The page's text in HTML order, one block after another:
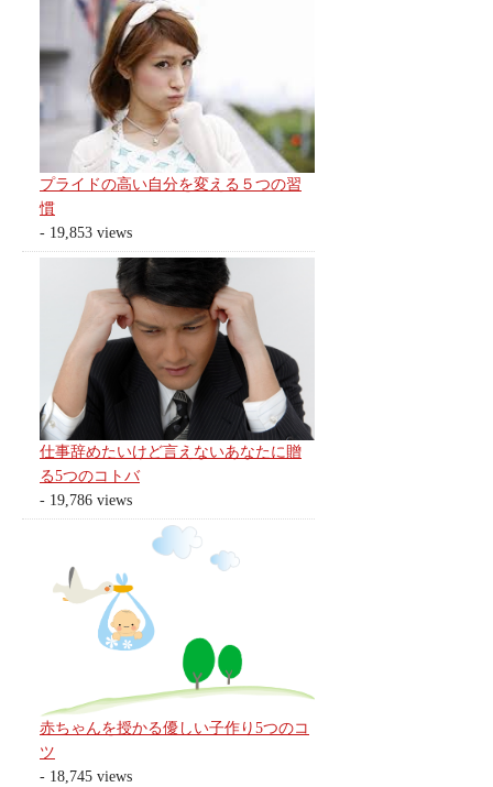
プライドの高い自分を変える５つの習
慣
- 19,853 views
仕事辞めたいけど言えないあなたに贈
る5つのコトバ
- 19,786 views
赤ちゃんを授かる優しい子作り5つのコ
ツ
- 18,745 views